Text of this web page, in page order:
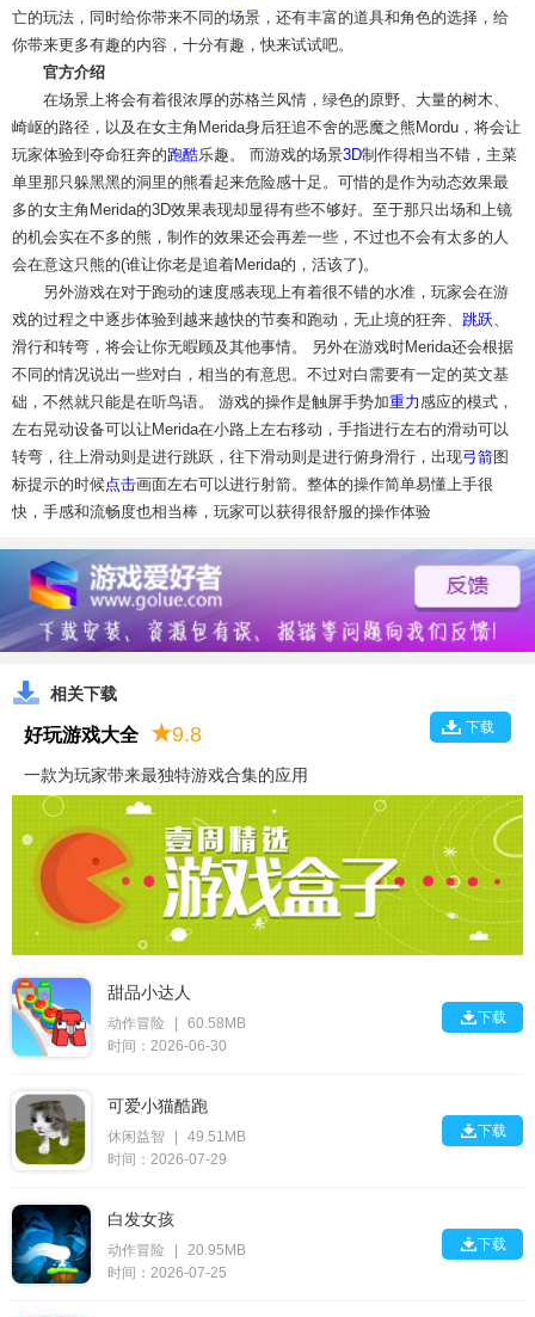
亡的玩法，同时给你带来不同的场景，还有丰富的道具和角色的选择，给
你带来更多有趣的内容，十分有趣，快来试试吧。
官方介绍
在场景上将会有着很浓厚的苏格兰风情，绿色的原野、大量的树木、
崎岖的路径，以及在女主角Merida身后狂追不舍的恶魔之熊Mordu，将会让
玩家体验到夺命狂奔的跑酷乐趣。 而游戏的场景3D制作得相当不错，主菜
单里那只躲黑黑的洞里的熊看起来危险感十足。可惜的是作为动态效果最
多的女主角Merida的3D效果表现却显得有些不够好。至于那只出场和上镜
的机会实在不多的熊，制作的效果还会再差一些，不过也不会有太多的人
会在意这只熊的(谁让你老是追着Merida的，活该了)。
另外游戏在对于跑动的速度感表现上有着很不错的水准，玩家会在游
戏的过程之中逐步体验到越来越快的节奏和跑动，无止境的狂奔、 跳跃
滑行和转弯，将会让你无暇顾及其他事情。 另外在游戏时Merida还会根据
不同的情况说出一些对白，相当的有意思。不过对白需要有一定的英文基
础，不然就只能是在听鸟语。 游戏的操作是触屏手势加重力感应的模式，
左右晃动设备可以让Merida在小路上左右移动，手指进行左右的滑动可以
转弯，往上滑动则是进行跳跃，往下滑动则是进行俯身滑行，出现弓箭图
标提示的时候点击画面左右可以进行射箭。整体的操作简单易懂上手很
快，手感和流畅度也相当棒，玩家可以获得很舒服的操作体验
相关下载
下载
好玩游戏大全 ★9.8
一款为玩家带来最独特游戏合集的应用
甜品小达人
动作冒险 |
60.58MB
时间：2026-06-30
下载
可爱小猫酷跑
休闲益智 |
49.51MB
时间：2026-07-29
下载
白发女孩
动作冒险 |
20.95MB
时间：2026-07-25
下载